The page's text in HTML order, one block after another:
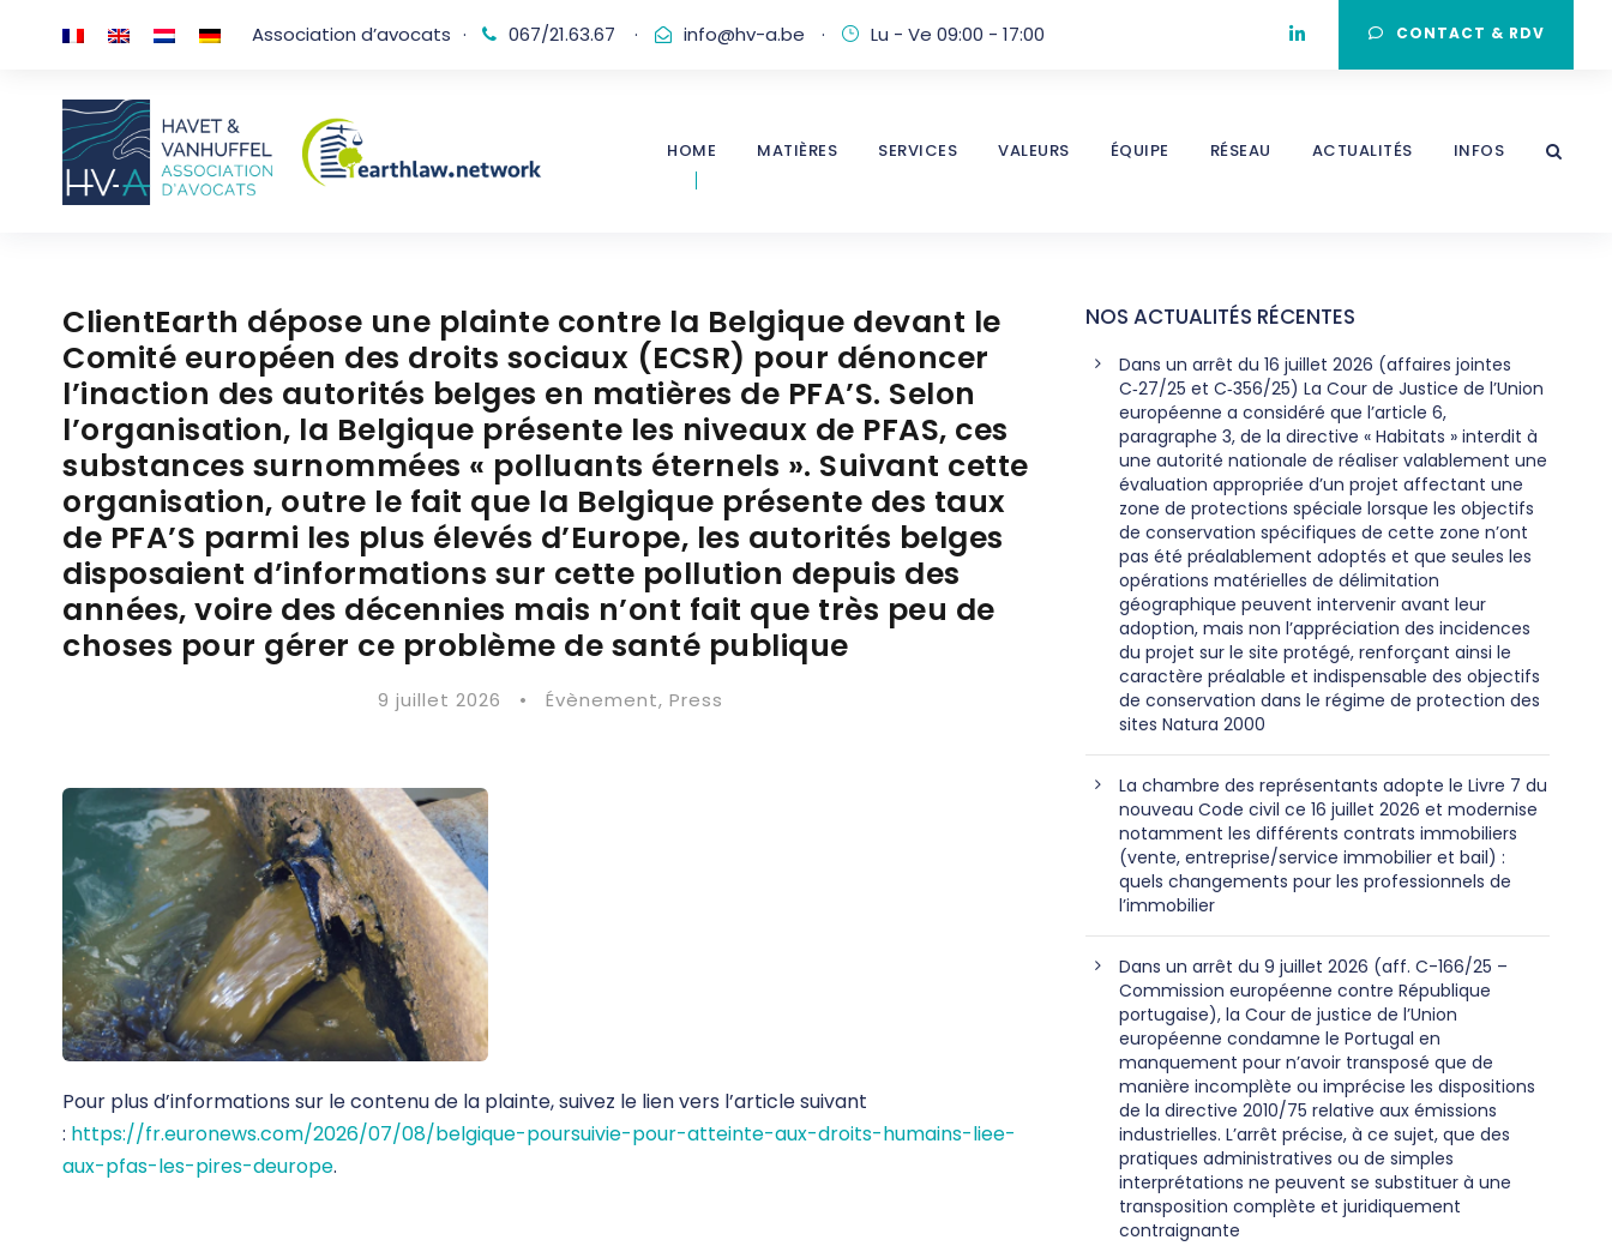
Association d’avocats · 067/21.63.67 · info@hv-a.be · Lu - Ve 09:00 - 17:00 CONTACT & RDV
HOME MATIÈRES SERVICES VALEURS ÉQUIPE RÉSEAU ACTUALITÉS INFOS
ClientEarth dépose une plainte contre la Belgique devant le
Comité européen des droits sociaux (ECSR) pour dénoncer
l’inaction des autorités belges en matières de PFA’S. Selon
l’organisation, la Belgique présente les niveaux de PFAS, ces
substances surnommées « polluants éternels ». Suivant cette
organisation, outre le fait que la Belgique présente des taux
de PFA’S parmi les plus élevés d’Europe, les autorités belges
disposaient d’informations sur cette pollution depuis des
années, voire des décennies mais n’ont fait que très peu de
choses pour gérer ce problème de santé publique
9 juillet 2026 • Évènement, Press
Pour plus d’informations sur le contenu de la plainte, suivez le lien vers l’article suivant
: https://fr.euronews.com/2026/07/08/belgique-poursuivie-pour-atteinte-aux-droits-humains-liee-
aux-pfas-les-pires-deurope.
NOS ACTUALITÉS RÉCENTES
Dans un arrêt du 16 juillet 2026 (affaires jointes
C‑27/25 et C‑356/25) La Cour de Justice de l’Union
européenne a considéré que l’article 6,
paragraphe 3, de la directive « Habitats » interdit à
une autorité nationale de réaliser valablement une
évaluation appropriée d’un projet affectant une
zone de protections spéciale lorsque les objectifs
de conservation spécifiques de cette zone n’ont
pas été préalablement adoptés et que seules les
opérations matérielles de délimitation
géographique peuvent intervenir avant leur
adoption, mais non l’appréciation des incidences
du projet sur le site protégé, renforçant ainsi le
caractère préalable et indispensable des objectifs
de conservation dans le régime de protection des
sites Natura 2000
La chambre des représentants adopte le Livre 7 du
nouveau Code civil ce 16 juillet 2026 et modernise
notamment les différents contrats immobiliers
(vente, entreprise/service immobilier et bail) :
quels changements pour les professionnels de
l’immobilier
Dans un arrêt du 9 juillet 2026 (aff. C-166/25 –
Commission européenne contre République
portugaise), la Cour de justice de l’Union
européenne condamne le Portugal en
manquement pour n’avoir transposé que de
manière incomplète ou imprécise les dispositions
de la directive 2010/75 relative aux émissions
industrielles. L’arrêt précise, à ce sujet, que des
pratiques administratives ou de simples
interprétations ne peuvent se substituer à une
transposition complète et juridiquement
contraignante